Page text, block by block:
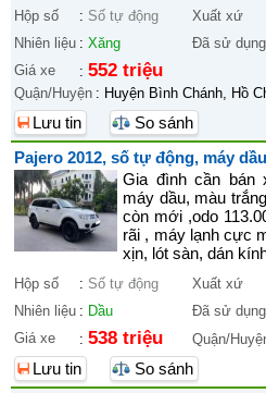
Hộp số : Số tự động Xuất xứ
Nhiên liệu : Xăng Đã sử dụng
Giá xe
: 552 triệu
Quận/Huyện : Huyện Bình Chánh, Hồ
Lưu tin
So sánh
Pajero 2012, số tự động, máy
Gia đình cần bán
máy dầu, màu
còn mới ,odo
rãi , máy lạnh cực
xịn, lót sàn, dán
Hộp số : Số tự động Xuất xứ
Nhiên liệu : Dầu Đã sử dụng
Giá xe
: 538 triệu Quận/
Lưu tin
So sánh